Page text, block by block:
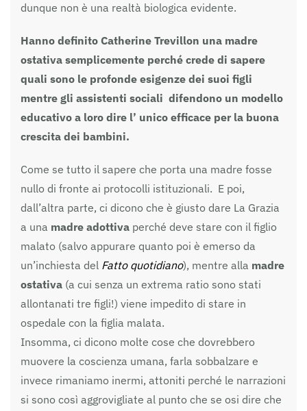
dunque non è una realtà biologica evidente.
Hanno definito Catherine Trevillon una madre
ostativa semplicemente perché crede di sapere
quali sono le profonde esigenze dei suoi figli
mentre gli assistenti sociali difendono un modello
educativo a loro dire l’ unico efficace per la buona
crescita dei bambini.
Come se tutto il sapere che porta una madre fosse
nullo di fronte ai protocolli istituzionali. E poi,
dall’altra parte, ci dicono che è giusto dare La Grazia
a una madre adottiva perché deve stare con il figlio
malato (salvo appurare quanto poi è emerso da
un’inchiesta del Fatto quotidiano), mentre alla madre
ostativa (a cui senza un extrema ratio sono stati
allontanati tre figli!) viene impedito di stare in
ospedale con la figlia malata.
Insomma, ci dicono molte cose che dovrebbero
muovere la coscienza umana, farla sobbalzare e
invece rimaniamo inermi, attoniti perché le narrazioni
si sono così aggrovigliate al punto che se osi dire che